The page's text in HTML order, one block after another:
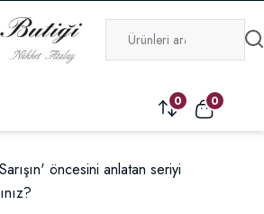
0 0
öncesini anlatan seriyi